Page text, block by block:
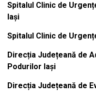
Spitalul Clinic de
Iași
Spitalul Clinic de
Direcția Județeană de
Podurilor Iași
Direcția Județeană de